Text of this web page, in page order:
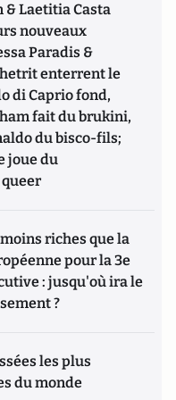
& Laetitia Casta
nouveaux
Paradis &
enterrent le
di Caprio fond,
fait du brukini,
du bisco-fils;
joue du
riches que la
pour la 3e
: jusqu'où ira le
?
les plus
du monde